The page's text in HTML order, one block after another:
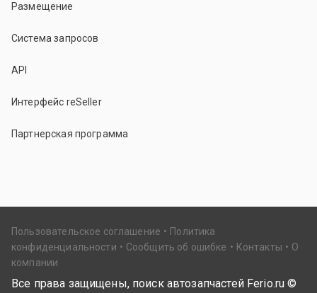
Размещение
Система запросов
API
Интерфейс reSeller
Партнерская программа
Пользовательское соглашение
Политика
конфиденциальности
Сообщить об ошибке Контакты
О
компании
Все права защищены, поиск автозапчастей Ferio.ru ©